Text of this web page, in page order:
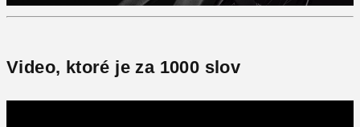
Video, ktoré je za 1000 slov